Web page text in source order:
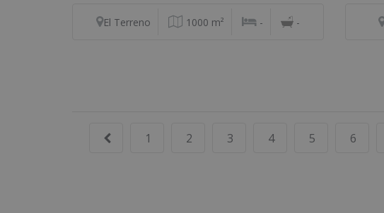
El Terreno 1000 m² - -
1 2 3 4 5 6